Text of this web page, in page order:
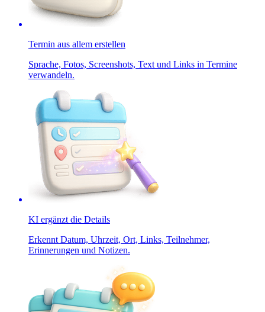
Termin aus allem erstellen
Sprache, Fotos, Screenshots, Text und Links in Termine
verwandeln.
KI ergänzt die Details
Erkennt Datum, Uhrzeit, Ort, Links, Teilnehmer,
Erinnerungen und Notizen.